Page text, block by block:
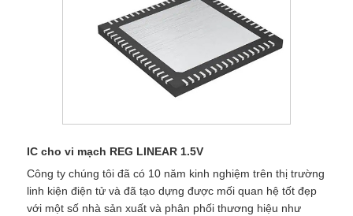
IC cho vi mạch REG LINEAR 1.5V
Công ty chúng tôi đã có 10 năm kinh nghiệm trên thị trường
linh kiện điện tử và đã tạo dựng được mối quan hệ tốt đẹp
với một số nhà sản xuất và phân phối thương hiệu như